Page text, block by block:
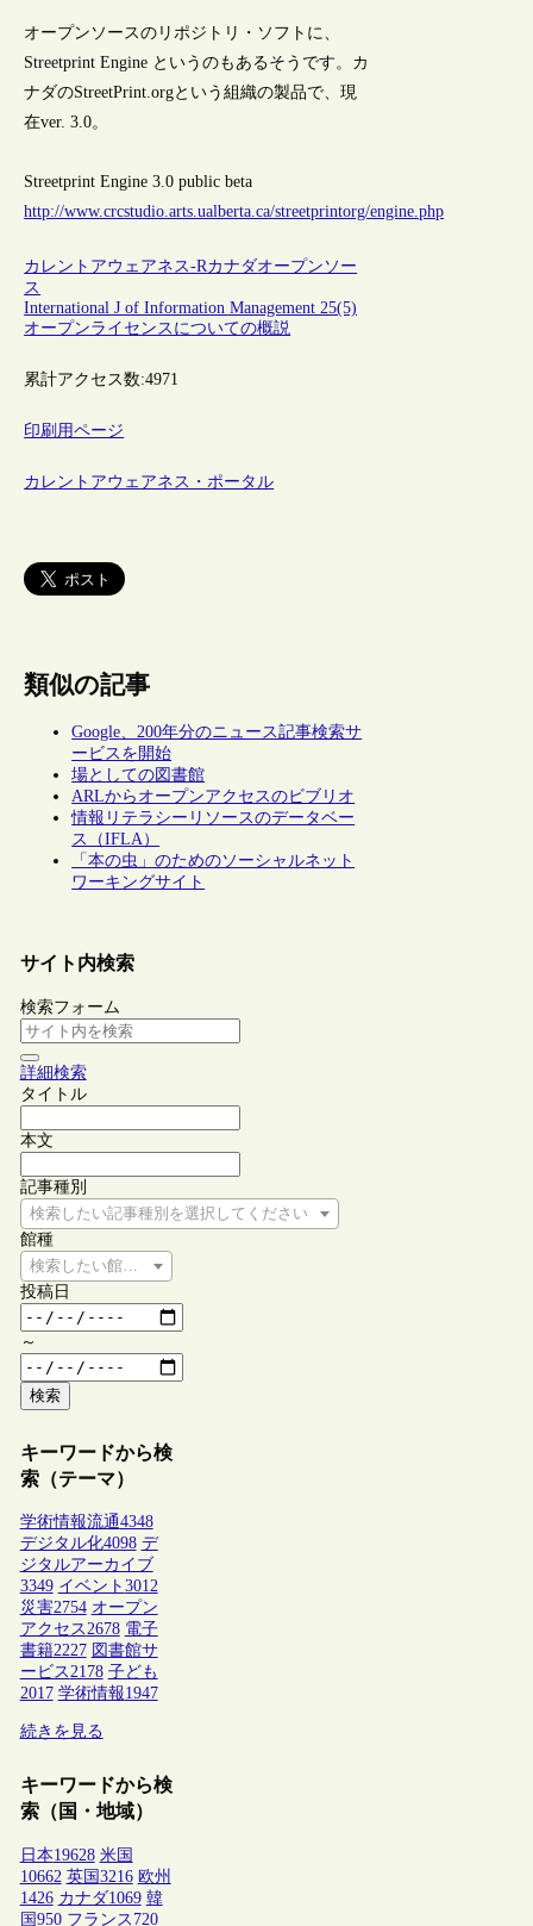
オープンソースのリポジトリ・ソフトに、
Streetprint Engine というのもあるそうです。カ
ナダのStreetPrint.orgという組織の製品で、現
在ver. 3.0。
Streetprint Engine 3.0 public beta
http://www.crcstudio.arts.ualberta.ca/streetprintorg/engine.php
カレントアウェアネス-Rカナダオープンソー
ス
International J of Information Management 25(5)
オープンライセンスについての概説
累計アクセス数:4971
印刷用ページ
カレントアウェアネス・ポータル
類似の記事
Google、200年分のニュース記事検索サ
ービスを開始
場としての図書館
ARLからオープンアクセスのビブリオ
情報リテラシーリソースのデータベー
ス（IFLA）
「本の虫」のためのソーシャルネット
ワーキングサイト
サイト内検索
検索フォーム
詳細検索
タイトル
本文
記事種別
検索したい記事種別を選択してください
館種
検索したい館種を選択してください
投稿日
～
検索
キーワードから検
索（テーマ）
学術情報流通4348
デジタル化4098 デ
ジタルアーカイブ
3349 イベント 3012
災害2754 オープン
アクセス2678 電子
書籍2227 図書館サ
ービス2178 子ども
2017 学術情報1947
続きを見る
キーワードから検
索（国・地域）
日本19628 米国
10662 英国 3216 欧州
1426 カナダ1069 韓
国 950 フランス 720